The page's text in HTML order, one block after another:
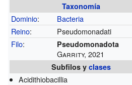
Taxonomía
Dominio:
Bacteria
Reino:
Pseudomonadati
Filo: Pseudomonadota
Garrity, 2021
Subfilos y clases
Acidithiobacillia